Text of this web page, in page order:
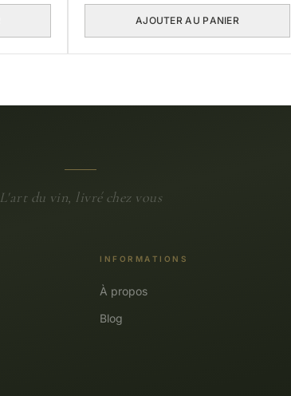
AJOUTER AU PANIER
L'art du vin, livré chez vous
INFORMATIONS
À propos
Blog